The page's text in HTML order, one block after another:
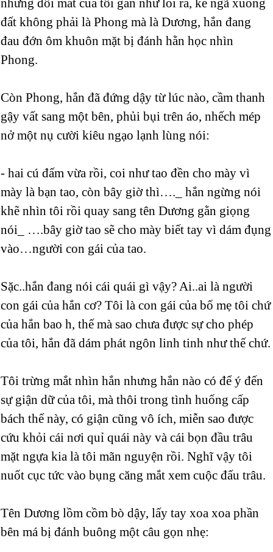
nhưng đôi mắt của tôi gần như lồi ra, kẻ ngã xuống
đất không phải là Phong mà là Dương, hắn đang
đau đớn ôm khuôn mặt bị đánh hằn học nhìn
Phong.
Còn Phong, hắn đã đứng dậy từ lúc nào, cầm thanh
gậy vất sang một bên, phủi bụi trên áo, nhếch mép
nở một nụ cười kiêu ngạo lạnh lùng nói:
- hai cú đấm vừa rồi, coi như tao đền cho mày vì
mày là bạn tao, còn bây giờ thì…._ hắn ngừng nói
khẽ nhìn tôi rồi quay sang tên Dương gằn giọng
nói_ ….bây giờ tao sẽ cho mày biết tay vì dám đụng
vào…người con gái của tao.
Sặc..hắn đang nói cái quái gì vậy? Ai..ai là người
con gái của hắn cơ? Tôi là con gái của bố mẹ tôi chứ
của hắn bao h, thế mà sao chưa được sự cho phép
của tôi, hắn đã dám phát ngôn linh tinh như thế chứ.
Tôi trừng mắt nhìn hắn nhưng hắn nào có để ý đến
sự giận dữ của tôi, mà thôi trong tình huống cấp
bách thế này, có giận cũng vô ích, miễn sao được
cứu khỏi cái nơi quỉ quái này và cái bọn đầu trâu
mặt ngựa kia là tôi mãn nguyện rồi. Nghĩ vậy tôi
nuốt cục tức vào bụng căng mắt xem cuộc đấu trâu.
Tên Dương lồm cồm bò dậy, lấy tay xoa xoa phần
bên má bị đánh buông một câu gọn nhẹ: